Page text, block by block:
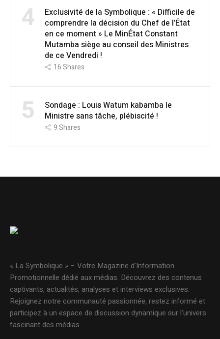
4
Exclusivité de la Symbolique : « Difficile de
comprendre la décision du Chef de l’État
en ce moment » Le MinÉtat Constant
Mutamba siège au conseil des Ministres
de ce Vendredi !
16Shares
5
Sondage : Louis Watum kabamba le
Ministre sans tâche, plébiscité !
9Shares
« La Symbolique » – Votre Magazine d’Information
Promotionnelle dédié aux médias. Découvrez des contenus
captivants, actualités, analyses et interviews exclusives.
Rejoignez notre communauté passionnée, restez informé et
participez à un espace de discussion dynamique sur l’univers
fascinant des médias.